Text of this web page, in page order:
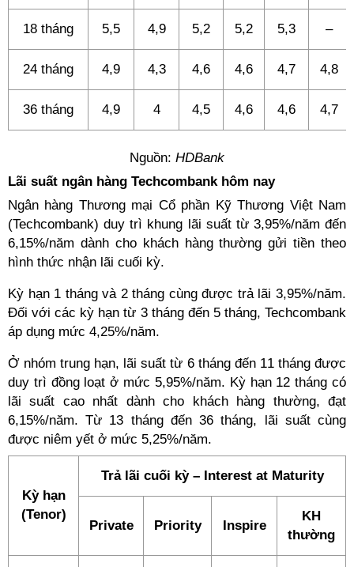
18 tháng 5,5 4,9 5,2 5,2 5,3 –
24 tháng 4,9 4,3 4,6 4,6 4,7 4,8
36 tháng 4,9 4 4,5 4,6 4,6 4,7
Nguồn: HDBank
Lãi suất ngân hàng Techcombank hôm nay
Ngân hàng Thương mại Cổ phần Kỹ Thương Việt Nam
(Techcombank) duy trì khung lãi suất từ 3,95%/năm đến
6,15%/năm dành cho khách hàng thường gửi tiền theo
hình thức nhận lãi cuối kỳ.
Kỳ hạn 1 tháng và 2 tháng cùng được trả lãi 3,95%/năm.
Đối với các kỳ hạn từ 3 tháng đến 5 tháng, Techcombank
áp dụng mức 4,25%/năm.
Ở nhóm trung hạn, lãi suất từ 6 tháng đến 11 tháng được
duy trì đồng loạt ở mức 5,95%/năm. Kỳ hạn 12 tháng có
lãi suất cao nhất dành cho khách hàng thường, đạt
6,15%/năm. Từ 13 tháng đến 36 tháng, lãi suất cùng
được niêm yết ở mức 5,25%/năm.
Kỳ hạn
(Tenor)
Trả lãi cuối kỳ – Interest at Maturity
Private Priority Inspire
KH
thường